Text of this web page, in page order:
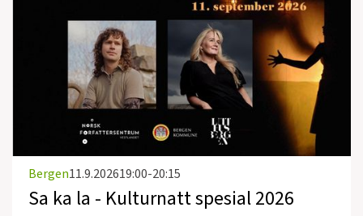
Bergen11.9.202619:00-20:15
Sa ka la - Kulturnatt spesial 2026